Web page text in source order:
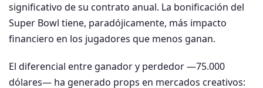
significativo de su contrato anual. La bonificación del
Super Bowl tiene, paradójicamente, más impacto
financiero en los jugadores que menos ganan.
El diferencial entre ganador y perdedor —75.000
dólares— ha generado props en mercados creativos: